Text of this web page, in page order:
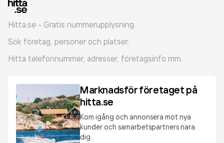
Hitta.se - Gratis nummerupplysning.
Sök företag, personer och platser.
Hitta telefonnummer, adresser, företagsinfo mm.
Marknadsför företaget på
hitta.se
Kom igång och annonsera mot nya
kunder och samarbetspartners nära
dig.